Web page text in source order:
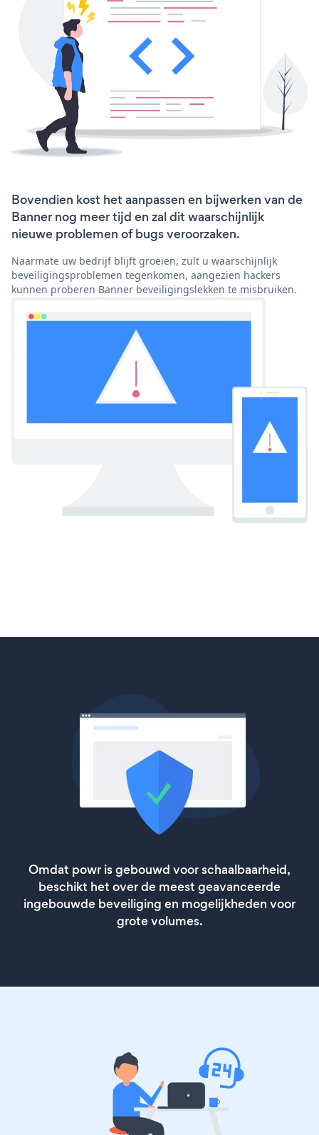
Bovendien kost het aanpassen en bijwerken van de
Banner nog meer tijd en zal dit waarschijnlijk
nieuwe problemen of bugs veroorzaken.
Naarmate uw bedrijf blijft groeien, zult u waarschijnlijk
beveiligingsproblemen tegenkomen, aangezien hackers
kunnen proberen Banner beveiligingslekken te misbruiken.
Omdat powr is gebouwd voor schaalbaarheid,
beschikt het over de meest geavanceerde
ingebouwde beveiliging en mogelijkheden voor
grote volumes.